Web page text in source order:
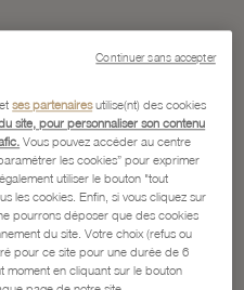
etses partenairesutilise(nt) des cookies
site, pour personnaliser son contenu
Vous pouvez accéder au centre
les cookies” pour exprimer
utiliser le bouton "tout
les cookies. Enfin, si vous cliquez sur
pourrons déposer que des cookies
du site. Votre choix (refus ou
pour ce site pour une durée de 6
moment en cliquant sur le bouton
Continuer sans accepter